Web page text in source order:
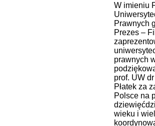
W imieniu
Prawnych
Prezes –
prawnych
prof. UW
Płatek za
Polsce na
wieku i